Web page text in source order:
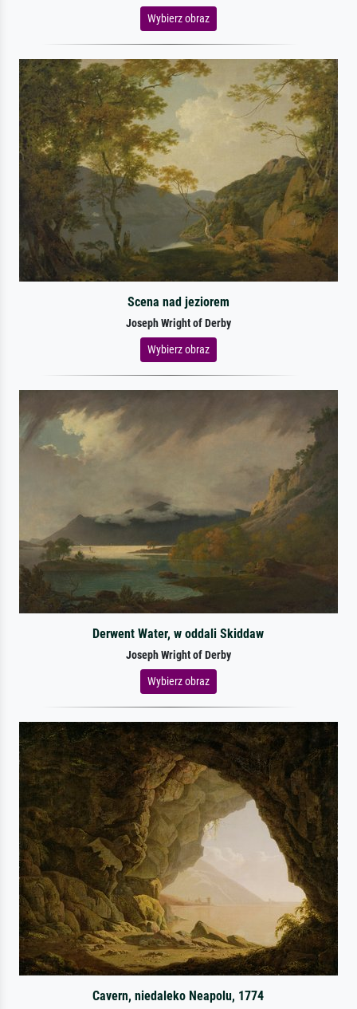
Wybierz obraz
Scena nad jeziorem
Joseph Wright of Derby
Wybierz obraz
Derwent Water, w oddali Skiddaw
Joseph Wright of Derby
Wybierz obraz
Cavern, niedaleko Neapolu, 1774